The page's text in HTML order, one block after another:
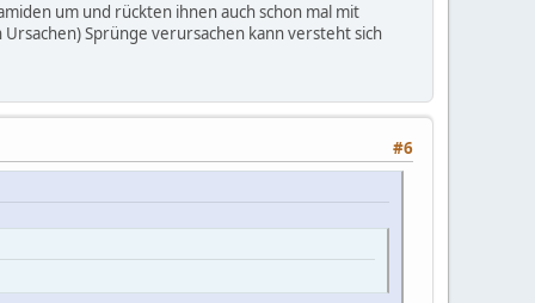
um und rückten ihnen auch schon mal mit
Sprünge verursachen kann versteht sich
#6